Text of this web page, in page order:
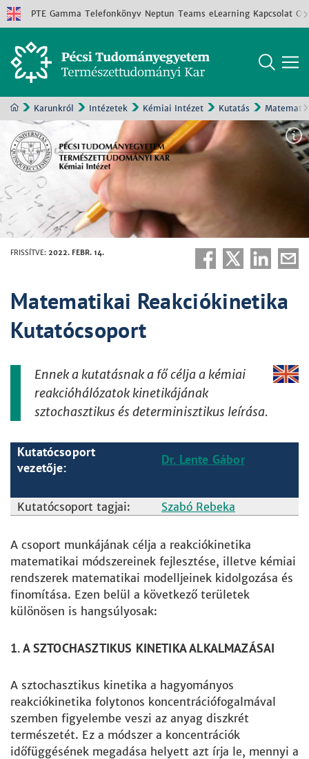
PTE Gamma Telefonkönyv Neptun Teams eLearning Kapcsolat
Karunkról Intézetek Kémiai Intézet Kutatás
FRISSÍTVE: 2022. FEBR. 14.
Matematikai Reakciókinetika
Kutatócsoport
Ennek a kutatásnak a fő célja a kémiai
reakcióhálózatok kinetikájának
sztochasztikus és determinisztikus leírása.
Kutatócsoport
vezetője:
Dr. Lente Gábor
Kutatócsoport tagjai: Szabó Rebeka
A csoport munkájának célja a reakciókinetika
matematikai módszereinek fejlesztése, illetve kémiai
rendszerek matematikai modelljeinek kidolgozása és
finomítása. Ezen belül a következő területek
különösen is hangsúlyosak:
1. A SZTOCHASZTIKUS KINETIKA ALKALMAZÁSAI
A sztochasztikus kinetika a hagyományos
reakciókinetika folytonos koncentrációfogalmával
szemben figyelembe veszi az anyag diszkrét
természetét. Ez a módszer a koncentrációk
időfüggésének megadása helyett azt írja le, mennyi a